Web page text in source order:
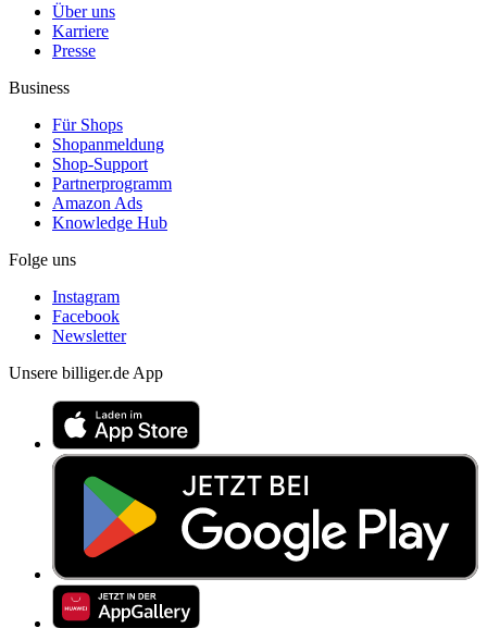
Über uns
Karriere
Presse
Business
Für Shops
Shopanmeldung
Shop-Support
Partnerprogramm
Amazon Ads
Knowledge Hub
Folge uns
Instagram
Facebook
Newsletter
Unsere billiger.de App